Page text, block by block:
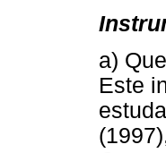
a)
Este